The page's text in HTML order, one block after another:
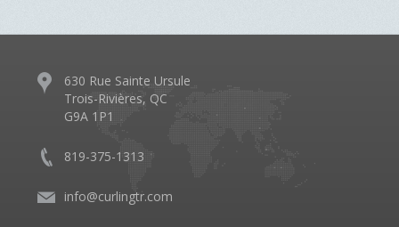
630 Rue Sainte Ursule
Trois-Rivières, QC
G9A 1P1
819-375-1313
info@curlingtr.com